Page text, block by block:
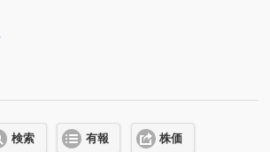
検索 有報 株価